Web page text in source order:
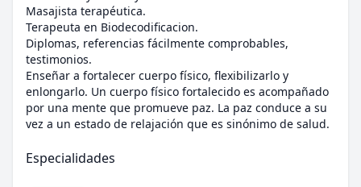
Masajista terapéutica.
Terapeuta en Biodecodificacion.
Diplomas, referencias fácilmente comprobables,
testimonios.
Enseñar a fortalecer cuerpo físico, flexibilizarlo y
enlongarlo. Un cuerpo físico fortalecido es acompañado
por una mente que promueve paz. La paz conduce a su
vez a un estado de relajación que es sinónimo de salud.
Especialidades